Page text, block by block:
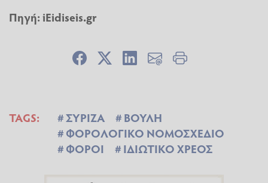
Πηγή:iEidiseis.gr
TAGS: ΣΥΡΙΖΑ
ΒΟΥΛΗ
ΦΟΡΟΛΟΓΙΚΟ ΝΟΜΟΣΧΕΔΙΟ
ΦΟΡΟΙ
ΙΔΙΩΤΙΚΟ ΧΡΕΟΣ